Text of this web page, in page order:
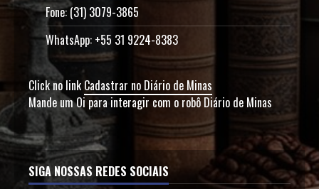
Fone: (31) 3079-3865
WhatsApp: +55 31 9224-8383
Click no link Cadastrar no Diário de Minas
Mande um Oi para interagir com o robô Diário de Minas
SIGA NOSSAS REDES SOCIAIS